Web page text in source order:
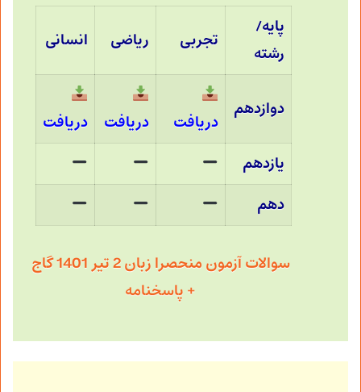
پایه/
رشته
تجربی ریاضی انسانی
دوازدهم
دریافت دریافت
دریافت
یازدهم
دهم
سوالات آزمون منحصرا زبان 2 تیر 1401 گاج
+ پاسخنامه